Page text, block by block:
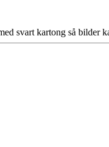
svart kartong så bilder